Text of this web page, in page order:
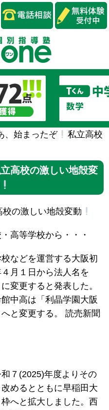
、始まったぞ
私立高校
高校の激しい地殻変
校の激しい地殻変動
高等学校から・・・
などを運営する大阪初
月１日から法人名を
変更すると発表した。
中高は「利晶学園大阪
と変更する。 読売新聞
７(2025)年度よりその
めるとともに早稲田大
へと拡大しました。西